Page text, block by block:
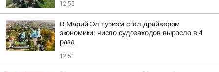
12:55
В Марий Эл туризм стал драйвером
экономики: число судозаходов выросло в 4
раза
12:51